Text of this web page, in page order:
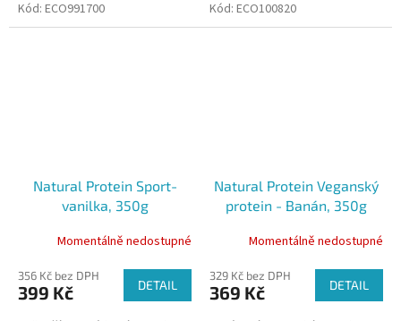
sportovním výkonu, doplňte
bílkoviny a navíc si užijte
Kód: ECO991700
minerály. Zregenerujte tělo po
sportovním výkonu, doplňte...
Kód: ECO100820
Natural Protein Sport-
vanilka, 350g
Momentálně nedostupné
356 Kč bez DPH
399 Kč DETAIL
Natural Protein Veganský
protein - Banán, 350g
Momentálně nedostupné
329 Kč bez DPH
369 Kč DETAIL